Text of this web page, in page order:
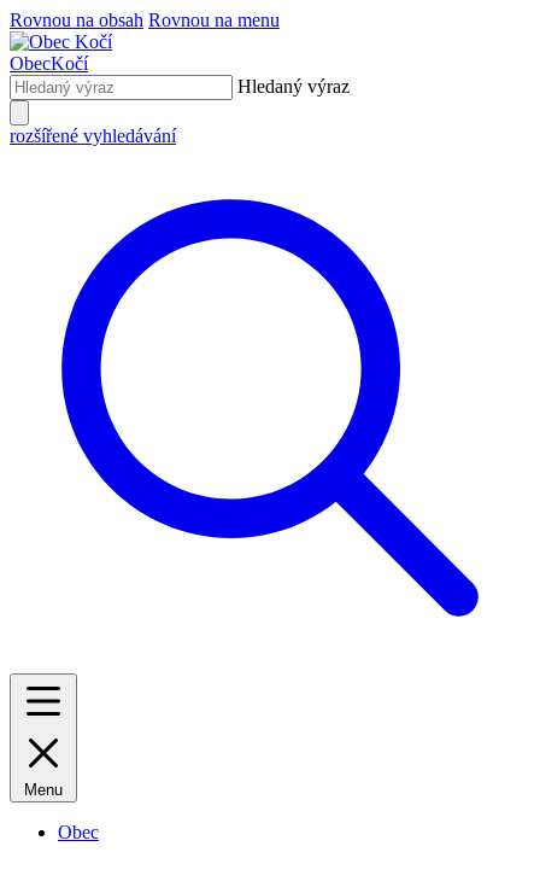
Rovnou na obsah Rovnou na menu
ObecKočí
Hledaný výraz
rozšířené vyhledávání
Menu
Obec